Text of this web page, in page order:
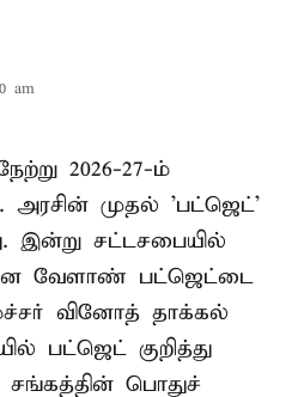
am
2026-27-ம்
முதல் 'பட்ஜெட்'
இன்று சட்டசபையில்
வேளாண் பட்ஜெட்டை
வினோத் தாக்கல்
பட்ஜெட் குறித்து
சங்கத்தின் பொதுச்